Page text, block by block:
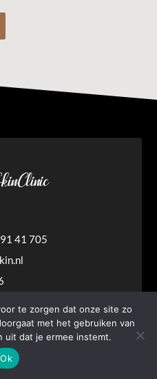
41 705
te zorgen dat onze site zo
met het gebruiken van
uit dat je ermee instemt.
Ok